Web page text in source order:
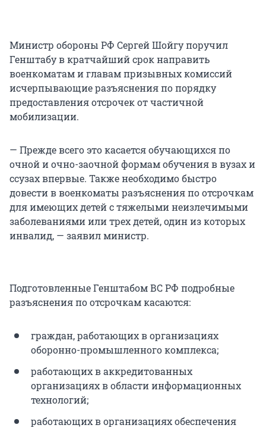
Министр обороны РФ Сергей Шойгу поручил
Генштабу в кратчайший срок направить
военкоматам и главам призывных комиссий
исчерпывающие разъяснения по порядку
предоставления отсрочек от частичной
мобилизации.
— Прежде всего это касается обучающихся по
очной и очно-заочной формам обучения в вузах и
ссузах впервые. Также необходимо быстро
довести в военкоматы разъяснения по отсрочкам
для имеющих детей с тяжелыми неизлечимыми
заболеваниями или трех детей, один из которых
инвалид, — заявил министр.
Подготовленные Генштабом ВС РФ подробные
разъяснения по отсрочкам касаются:
граждан, работающих в организациях
оборонно-промышленного комплекса;
работающих в аккредитованных
организациях в области информационных
технологий;
работающих в организациях обеспечения